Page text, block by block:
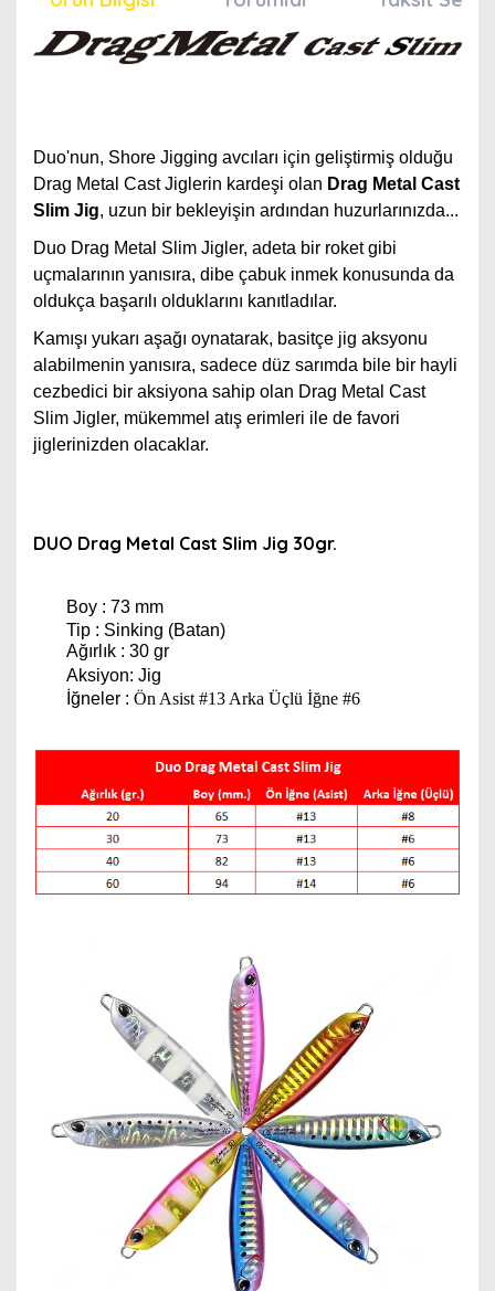
Duo'nun, Shore Jigging avcıları için geliştirmiş olduğu
Drag Metal Cast Jiglerin kardeşi olan Drag Metal Cast
Slim Jig, uzun bir bekleyişin ardından huzurlarınızda...
Duo Drag Metal Slim Jigler, adeta bir roket gibi
uçmalarının yanısıra, dibe çabuk inmek konusunda da
oldukça başarılı olduklarını kanıtladılar.
Kamışı yukarı aşağı oynatarak, basitçe jig aksyonu
alabilmenin yanısıra, sadece düz sarımda bile bir hayli
cezbedici bir aksiyona sahip olan Drag Metal Cast
Slim Jigler, mükemmel atış erimleri ile de favori
jiglerinizden olacaklar.
DUO Drag Metal Cast Slim Jig 30gr.
Boy : 73 mm
Tip : Sinking (Batan)
Ağırlık : 30 gr
Aksiyon: Jig
İğneler : Ön Asist #13 Arka Üçlü İğne #6